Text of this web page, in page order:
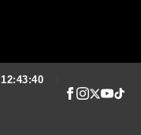
12:43:42